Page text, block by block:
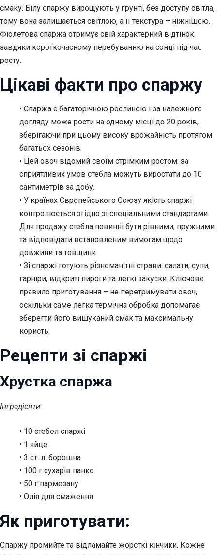
смаку. Білу спаржу вирощують у ґрунті, без доступу світла,
тому вона залишається світлою, а її текстура – ніжнішою.
Фіолетова спаржа отримує свій характерний відтінок
завдяки короткочасному перебуванню на сонці під час
росту.
Цікаві факти про спаржу
• Спаржа є багаторічною рослиною і за належного
догляду може рости на одному місці до 20 років,
зберігаючи при цьому високу врожайність протягом
багатьох сезонів.
• Цей овоч відомий своїм стрімким ростом: за
сприятливих умов стебла можуть виростати до 10
сантиметрів за добу.
• У країнах Європейського Союзу якість спаржі
контролюється згідно зі спеціальними стандартами.
Для продажу стебла повинні бути рівними, пружними
та відповідати встановленим вимогам щодо
довжини та товщини.
• Зі спаржі готують різноманітні страви: салати, супи,
гарніри, відкриті пироги та легкі закуски. Ключове
правило приготування – не перетримувати овоч,
оскільки саме легка термічна обробка допомагає
зберегти його вишуканий смак та максимальну
користь.
Рецепти зі спаржі
Хрустка спаржа
Інгредієнти:
• 10 стебел спаржі
• 1 яйце
• 3 ст. л. борошна
• 100 г сухарів панко
• 50 г пармезану
• Олія для смаження
Як приготувати:
Спаржу промийте та відламайте жорсткі кінчики. Кожне